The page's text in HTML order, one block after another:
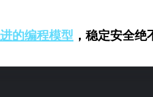
的编程模型 ，稳定安全